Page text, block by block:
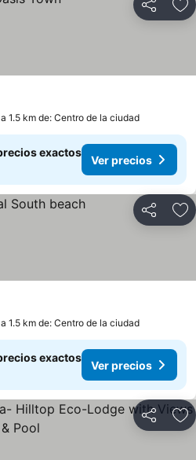
Compartir
a 1.5 km de: Centro de la ciudad
exactos
Ver precios
Compartir
precios
a 1.5 km de: Centro de la ciudad
exactos
Ver precios
Compartir